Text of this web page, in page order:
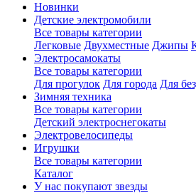
Новинки
Детские электромобили
Все товары категории
Легковые Двухместные Джипы
Электросамокаты
Все товары категории
Для прогулок Для города Для
Зимняя техника
Все товары категории
Детский электроснегокаты
Электровелосипеды
Игрушки
Все товары категории
Каталог
У нас покупают звезды